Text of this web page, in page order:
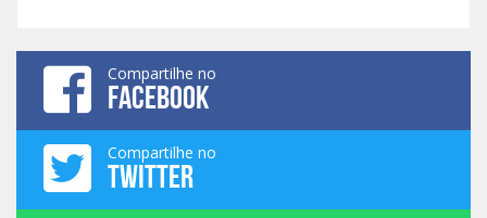
Compartilhe no
FACEBOOK
Compartilhe no
TWITTER